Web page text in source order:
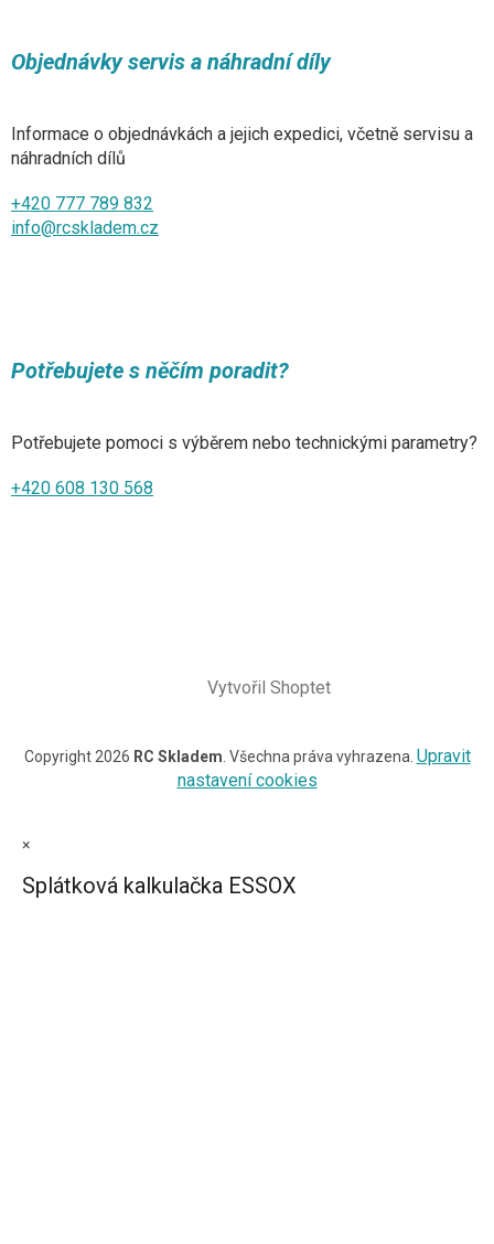
Objednávky servis a náhradní díly
Informace o objednávkách a jejich expedici, včetně servisu a
náhradních dílů
+420 777 789 832
info@rcskladem.cz
Potřebujete s něčím poradit?
Potřebujete pomoci s výběrem nebo technickými parametry?
+420 608 130 568
Vytvořil Shoptet
Copyright 2026 RC Skladem . Všechna práva vyhrazena. Upravit
nastavení cookies
×
Splátková kalkulačka ESSOX